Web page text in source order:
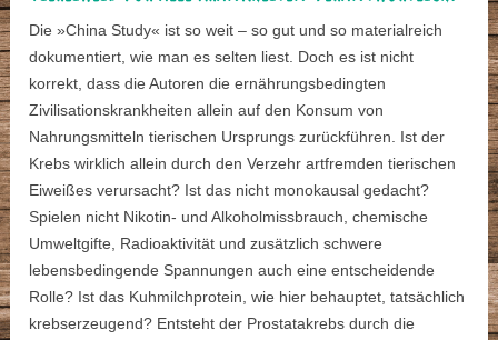
Die »China Study« ist so weit – so gut und so materialreich
dokumentiert, wie man es selten liest. Doch es ist nicht
korrekt, dass die Autoren die ernährungsbedingten
Zivilisationskrankheiten allein auf den Konsum von
Nahrungsmitteln tierischen Ursprungs zurückführen. Ist der
Krebs wirklich allein durch den Verzehr artfremden tierischen
Eiweißes verursacht? Ist das nicht monokausal gedacht?
Spielen nicht Nikotin- und Alkoholmissbrauch, chemische
Umweltgifte, Radioaktivität und zusätzlich schwere
lebensbedingende Spannungen auch eine entscheidende
Rolle? Ist das Kuhmilchprotein, wie hier behauptet, tatsächlich
krebserzeugend? Entsteht der Prostatakrebs durch die